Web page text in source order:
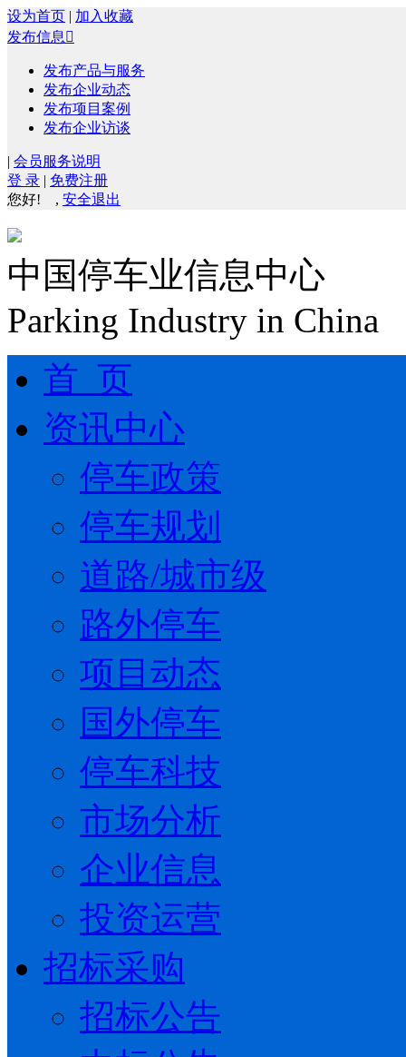
设为首页 | 加入收藏
发布信息 
发布产品与服务
发布企业动态
发布项目案例
发布企业访谈
| 会员服务说明
登 录 | 免费注册
您好!
, 安全退出
中国停车业信息中心
Parking Industry in China
首 页
资讯中心
停车政策
停车规划
道路/城市级
路外停车
项目动态
国外停车
停车科技
市场分析
企业信息
投资运营
招标采购
招标公告